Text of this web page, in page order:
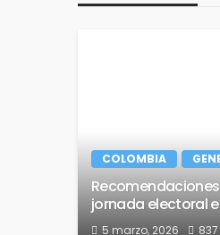
COLOMBIA
jornada electoral
5 marzo, 2026